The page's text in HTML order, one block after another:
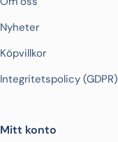
Nyheter
Köpvillkor
Integritetspolicy (GDPR)
Mitt konto